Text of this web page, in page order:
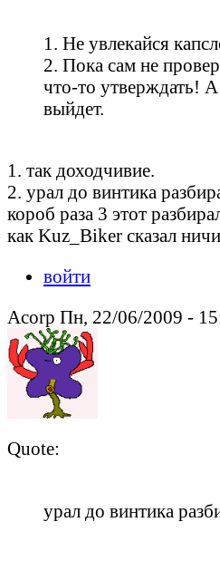
1. Не увлекайся
2. Пока сам не
что-то утверждать!
выйдет.
1. так доходчивие.
2. урал до винтика
короб раза 3 этот
как Kuz_Biker сказал
войти
Acorp Пн, 22/06/2009 -
Quote:
урал до винтика